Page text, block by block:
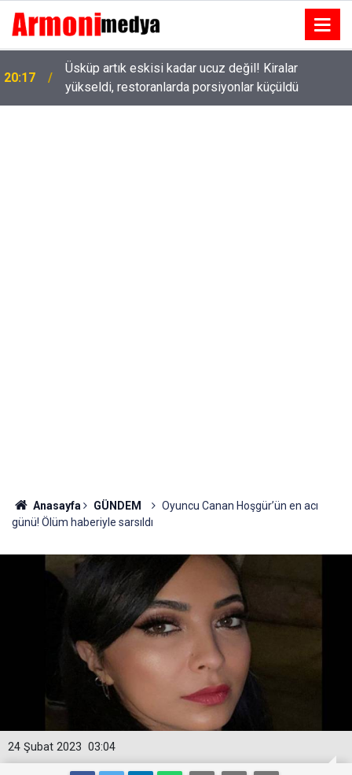
Üsküp artık eskisi kadar ucuz değil! Kiralar
yükseldi, restoranlarda porsiyonlar küçüldü
18:53
Tolga Sarıtaş veda ediyor mu? Yeni sezon kararı
belli oldu
Anasayfa GÜNDEM
Oyuncu Canan Hoşgür’ün en acı
günü! Ölüm haberiyle sarsıldı
03:04
24 Şubat 2023